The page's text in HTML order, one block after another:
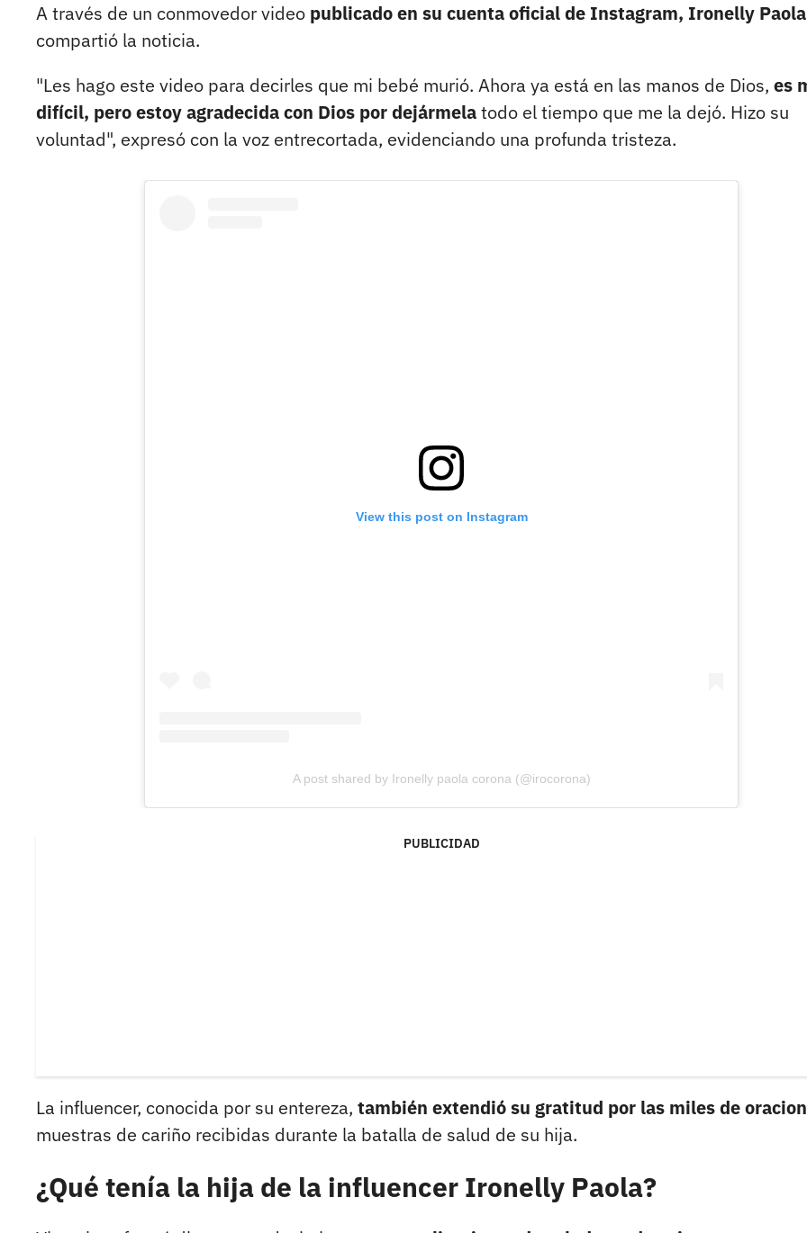
A través de un conmovedor video publicado en su cuenta oficial de Instagram, Ironelly Paola
compartió la noticia.
"Les hago este video para decirles que mi bebé murió. Ahora ya está en las manos de Dios, es
difícil, pero estoy agradecida con Dios por dejármelatodo el tiempo que me la dejó. Hizo su
voluntad", expresó con la voz entrecortada, evidenciando una profunda tristeza.
View this post on Instagram
A post shared by Ironelly paola corona (@irocorona)
PUBLICIDAD
La influencer, conocida por su entereza, también extendió su gratitud por las miles de
muestras de cariño recibidas durante la batalla de salud de su hija.
¿Qué tenía la hija de la influencer Ironelly Paola?